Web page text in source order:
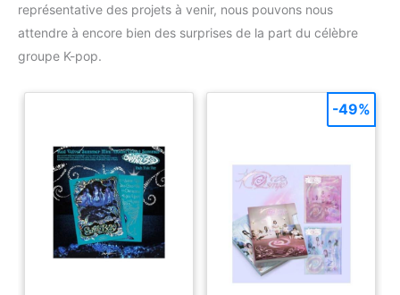
représentative des projets à venir, nous pouvons nous
attendre à encore bien des surprises de la part du célèbre
groupe K-pop.
-49%